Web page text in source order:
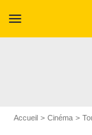
menu
Accueil Cinéma